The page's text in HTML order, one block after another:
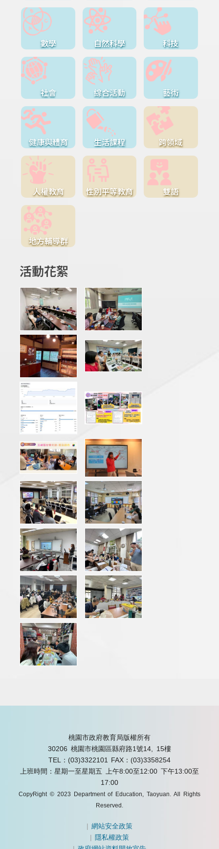
數學 自然科學 科技
社會 綜合活動 藝術
健康與體育 生活課程 跨領域
人權教育 性別平等教育 雙語
地方輔導群
活動花絮
桃園市政府教育局版權所有
30206 桃園市桃園區縣府路1號14, 15樓
TEL：(03)3322101
FAX：(03)3358254
上班時間：星期一至星期五 上午8:00至12:00 下午13:00至
17:00
CopyRight © 2023 Department of Education, Taoyuan. All Rights
Reserved.
|網站安全政策
| 隱私權政策